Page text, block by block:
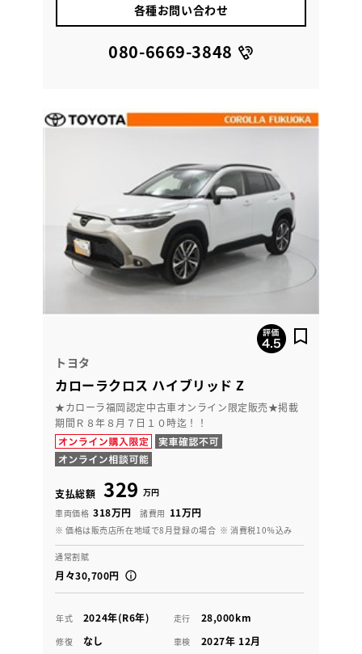
各種お問い合わせ
080-6669-3848
トヨタ
カローラクロス ハイブリッド Z
★カローラ福岡認定中古車オンライン限定販売★掲載
期間Ｒ８年８月７日１０時迄！！
支払総額 329 万円
車両価格 318万円 諸費用 11万円
※ 価格は販売店所在地域で8月登録の場合 ※ 消費税10％込み
通常割賦
月々30,700円
年式 2024年(R6年) 走行 28,000km
修復 なし 車検 2027年 12月